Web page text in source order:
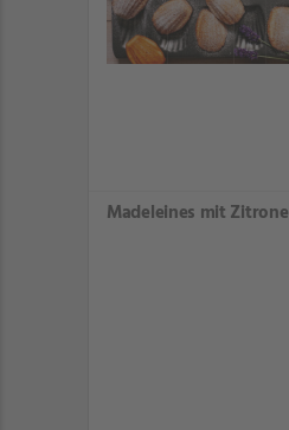
Madeleines mit Zitrone